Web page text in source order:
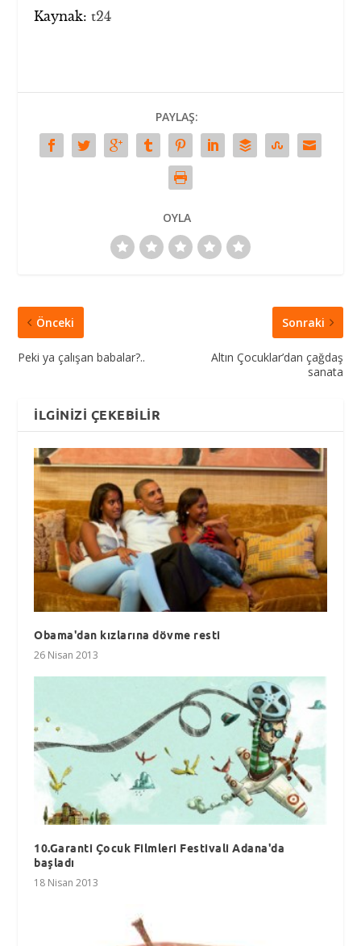
Kaynak:t24
PAYLAŞ:
OYLA
Önceki
Peki ya çalışan babalar?..
Sonraki
Altın Çocuklar’dan çağdaş
sanata
İLGINIZI ÇEKEBILIR
Obama'dan kızlarına dövme resti
26 Nisan 2013
10.Garanti Çocuk Filmleri Festivali Adana'da
başladı
18 Nisan 2013